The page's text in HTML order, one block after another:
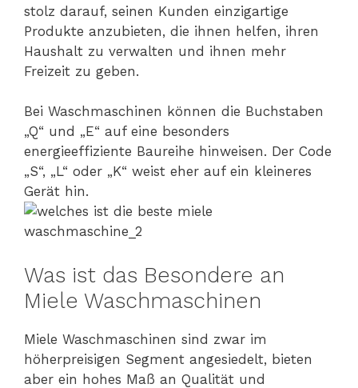
stolz darauf, seinen Kunden einzigartige
Produkte anzubieten, die ihnen helfen, ihren
Haushalt zu verwalten und ihnen mehr
Freizeit zu geben.
Bei Waschmaschinen können die Buchstaben
„Q“ und „E“ auf eine besonders
energieeffiziente Baureihe hinweisen. Der Code
„S“, „L“ oder „K“ weist eher auf ein kleineres
Gerät hin.
Was ist das Besondere an
Miele Waschmaschinen
Miele Waschmaschinen sind zwar im
höherpreisigen Segment angesiedelt, bieten
aber ein hohes Maß an Qualität und